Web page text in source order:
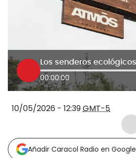
00:00:00
10/05/2026 - 12:39GMT-5
Añadir Caracol Radio en Google